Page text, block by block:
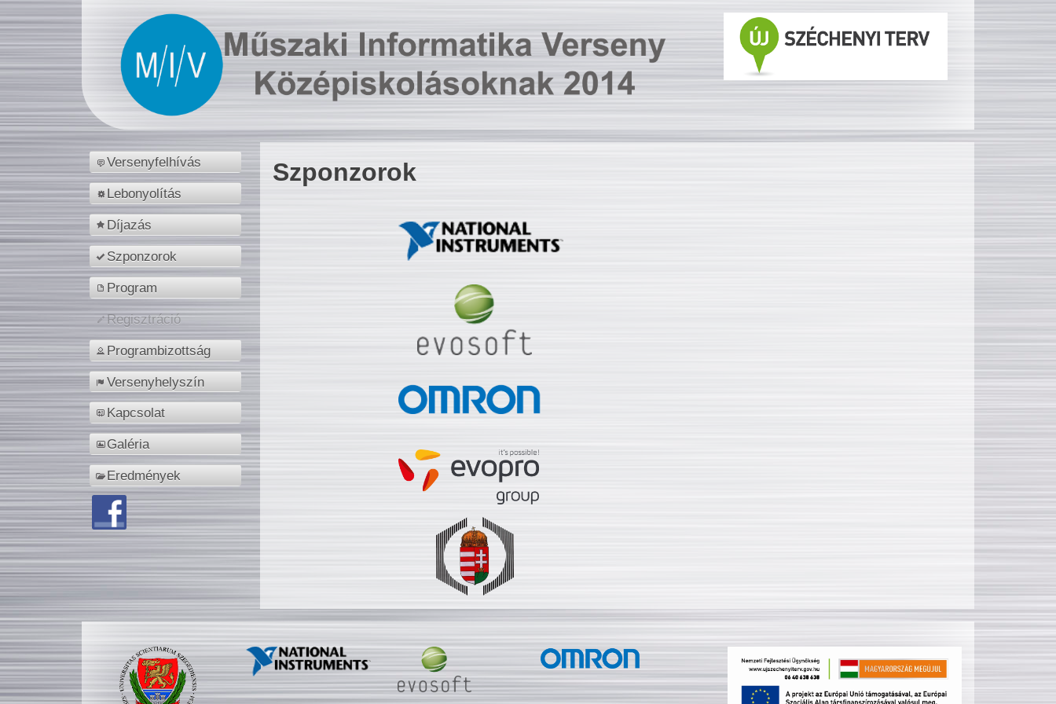
Versenyfelhívás
Lebonyolítás
Díjazás
Szponzorok
Program
Regisztráció
Programbizottság
Versenyhelyszín
Kapcsolat
Galéria
Eredmények
Szponzorok